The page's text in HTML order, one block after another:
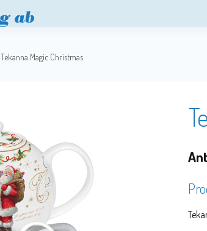
Tekanna Magic Christmas